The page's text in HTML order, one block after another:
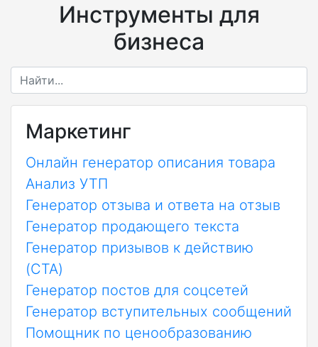
Инструменты для
бизнеса
Маркетинг
Онлайн генератор описания товара
Анализ УТП
Генератор отзыва и ответа на отзыв
Генератор продающего текста
Генератор призывов к действию
(CTA)
Генератор постов для соцсетей
Генератор вступительных сообщений
Помощник по ценообразованию